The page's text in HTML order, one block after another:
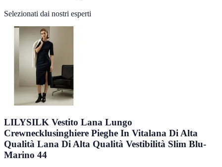
Selezionati dai nostri esperti
LILYSILK Vestito Lana Lungo
Crewnecklusinghiere Pieghe In Vitalana Di Alta
Qualità Lana Di Alta Qualità Vestibilità Slim Blu-
Marino 44